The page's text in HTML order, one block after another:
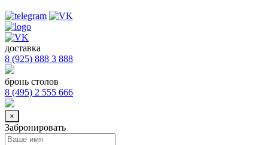
доставка
8 (925) 888 3 888
бронь столов
8 (495) 2 555 666
×
Забронировать